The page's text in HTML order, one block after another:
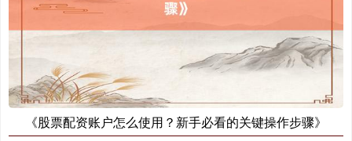
《股票配资账户怎么使用？新手必看的关键操作步骤》